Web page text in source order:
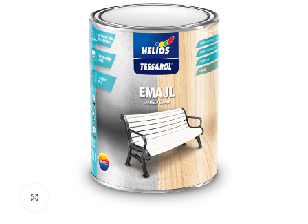
Klikni za uvećavanje